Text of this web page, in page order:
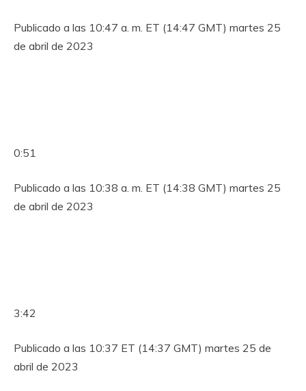
Publicado a las 10:47 a. m. ET (14:47 GMT) martes 25
de abril de 2023
0:51
Publicado a las 10:38 a. m. ET (14:38 GMT) martes 25
de abril de 2023
3:42
Publicado a las 10:37 ET (14:37 GMT) martes 25 de
abril de 2023